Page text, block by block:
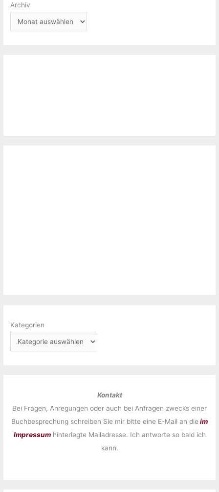
Archiv
Kategorien
Kontakt
Bei Fragen, Anregungen oder auch bei Anfragen zwecks einer
Buchbesprechung schreiben Sie mir bitte eine E-Mail an die im
Impressumhinterlegte Mailadresse. Ich antworte so bald ich
kann.